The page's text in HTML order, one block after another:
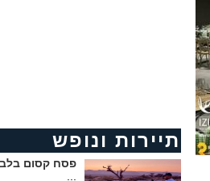
תיירות ונופש
פסח קסום